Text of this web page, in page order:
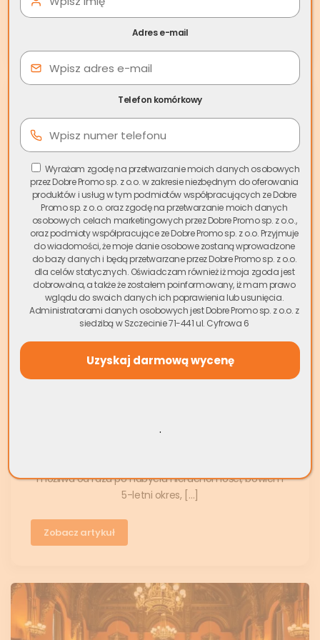
21 lip Sprzedaż mieszkania ze
spadku a podatek –
korzystna sprzedaż
mieszkania
Sprzedaż mieszkania ze spadku a podatek, czyli po
jakim czasie można korzystnie sprzedać odziedziczoną
wykorzystać uzyskane z transakcji pieniądze w bardziej
możliwa od razu po nabyciu nieruchomości, bowiem
5-letni okres, […]
Zobacz artykuł
Adres e-mail
Telefon komórkowy
Wyrażam zgodę na przetwarzanie moich danych osobowych
przez Dobre Promo sp. z o.o. w zakresie niezbędnym do oferowania
produktów i usług w tym podmiotów współpracujących ze Dobre
Promo sp. z o.o. oraz zgodę na przetwarzanie moich danych
osobowych celach marketingowych przez Dobre Promo sp. z o.o.,
oraz podmioty współpracujące ze Dobre Promo sp. z o.o. Przyjmuje
do wiadomości, że moje danie osobowe zostaną wprowadzone
do bazy danych i będą przetwarzane przez Dobre Promo sp. z o.o.
dla celów statycznych. Oświadczam również iż moja zgoda jest
dobrowolna, a także że zostałem poinformowany, iż mam prawo
wglądu do swoich danych ich poprawienia lub usunięcia.
Administratorami danych osobowych jest Dobre Promo sp. z o.o. z
siedzibą w Szczecinie 71-441 ul. Cyfrowa 6
.